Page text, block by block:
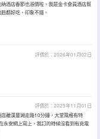
酒店春節也漲價啦，我是金卡會員酒店幫
都好吃，印象不錯。
評價於：2026年01月02日
評價於：2025年11月01日
離漢豐湖走路10分鐘，大堂風格有特
永安網上寫上，我訂的時候沒看到有充電